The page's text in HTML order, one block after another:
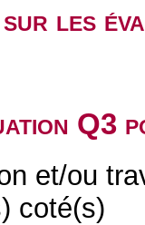
sur les
Q3
et/ou
coté(s)